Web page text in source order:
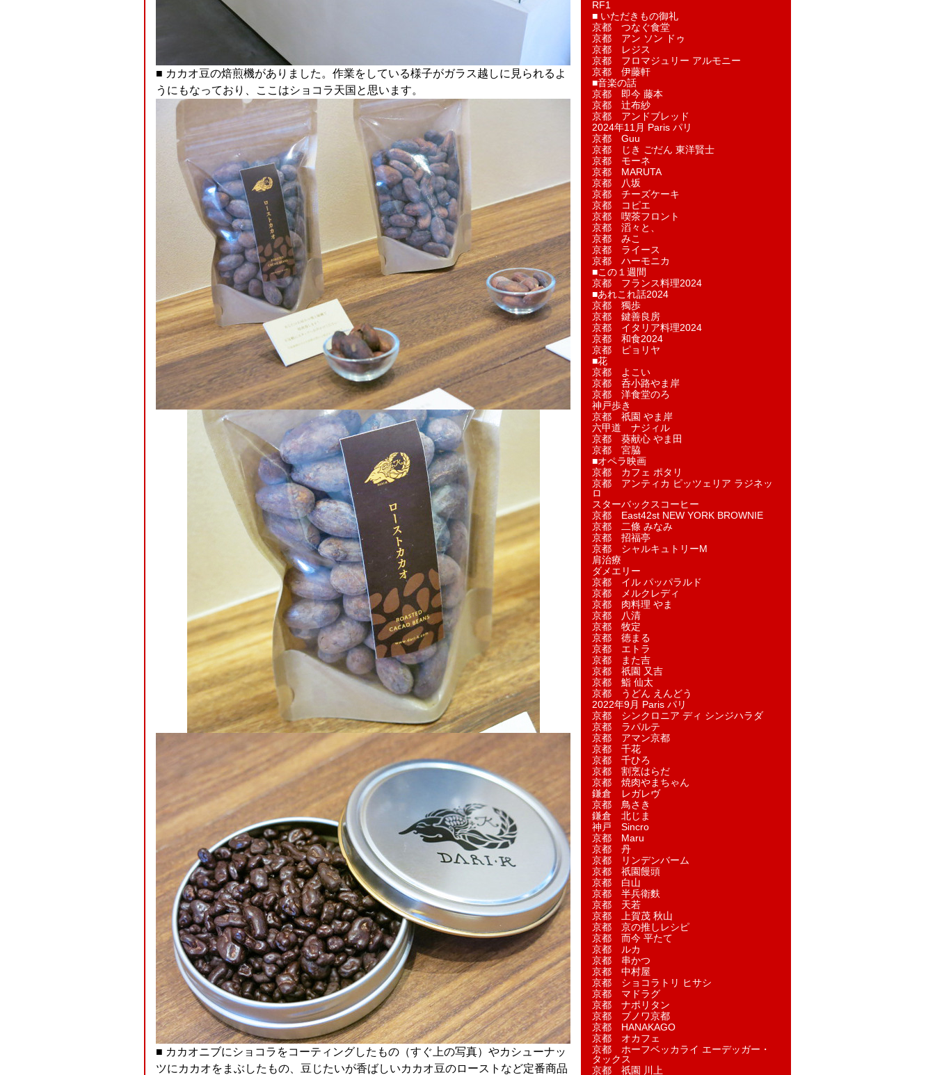
■ カカオ豆の焙煎機がありました。作業をしている様子がガラス越しに見られるよ
うにもなっており、ここはショコラ天国と思います。
■ カカオニブにショコラをコーティングしたもの（すぐ上の写真）やカシューナッ
ツにカカオをまぶしたもの、豆じたいが香ばしいカカオ豆のローストなど定番商品
RF1
■ いただきもの御礼
京都 つなぐ食堂
京都 アン ソン ドゥ
京都 レジス
京都 フロマジュリー アルモニー
京都 伊藤軒
■音楽の話
京都 即今 藤本
京都 辻布紗
京都 アンドブレッド
2024年11月 Paris パリ
京都 Guu
京都 じき ごだん 東洋賢士
京都 モーネ
京都 MARUTA
京都 八坂
京都 チーズケーキ
京都 コピエ
京都 喫茶フロント
京都 滔々と、
京都 みこ
京都 ライース
京都 ハーモニカ
■この１週間
京都 フランス料理2024
■あれこれ話2024
京都 獨歩
京都 鍵善良房
京都 イタリア料理2024
京都 和食2024
京都 ピョリヤ
■花
京都 よこい
京都 呑小路やま岸
京都 洋食堂のろ
神戸歩き
京都 祇園 やま岸
六甲道 ナジィル
京都 葵献心 やま田
京都 宮脇
■オペラ映画
京都 カフェ ポタリ
京都 アンティカ ピッツェリア ラジネッ
ロ
スターバックスコーヒー
京都 East42st NEW YORK BROWNIE
京都 二條 みなみ
京都 招福亭
京都 シャルキュトリーM
肩治療
ダメエリー
京都 イル パッパラルド
京都 メルクレディ
京都 肉料理 やま
京都 八清
京都 牧定
京都 徳まる
京都 エトラ
京都 また吉
京都 祇園 又吉
京都 鮨 仙太
京都 うどん えんどう
2022年9月 Paris パリ
京都 シンクロニア ディ シンジハラダ
京都 ラパルテ
京都 アマン京都
京都 千花
京都 千ひろ
京都 割烹はらだ
京都 焼肉やまちゃん
鎌倉 レガレヴ
京都 鳥さき
鎌倉 北じま
神戸 Sincro
京都 Maru
京都 丹
京都 リンデンバーム
京都 祇園饅頭
京都 白山
京都 半兵衛麩
京都 天若
京都 上賀茂 秋山
京都 京の推しレシピ
京都 而今 平たて
京都 ルカ
京都 串かつ
京都 中村屋
京都 ショコラトリ ヒサシ
京都 マドラグ
京都 ナポリタン
京都 ブノワ京都
京都 HANAKAGO
京都 オカフェ
京都 ホーフベッカライ エーデッガー・
タックス
京都 祇園 川上